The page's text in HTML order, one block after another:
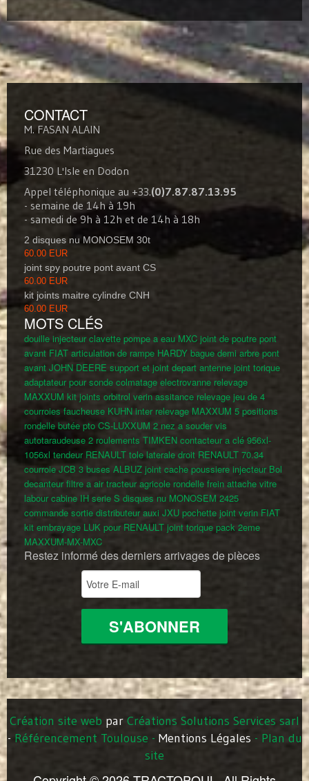
CONTACT
M. FASAN ALAIN
Rue des Martiagues
31230 L'Isle en Dodon
Appel téléphonique au +33.(0)7.87.87.13.95
- semaine de 14h à 19h
- samedi de 9h à 12h et de 14h à 18h
2 disques nu MONOSEM 30t
60.00 EUR
joint spy poutre pont avant CS
60.00 EUR
kit joints maitre cylindre CNH
60.00 EUR
MOTS CLÉS
douille injecteur clavette pompe a eau MXC joint de poutre pont
avant FIAT articulation de rampe HARDY bague demi arbre pont
avant JOHN DEERE support et joint depart antenne joint torique
adaptateur pour sonde colmatage electrovanne relevage
MAXXUM kit joints orbitrol verin assitance relevage jeu de 4
courroies faucheuse KUHN inter relevage MAXXUM 5 positions
rondelle butée pto CS-LUXXUM 2 nez a souder vis
autotaraudeuse 2 roulements TIMKEN contacteur a clé 956xl-
1056xl tendeur RENAULT tole laterale droit RENAULT 70.34
courroie JCB 3 buses ALBUZ joint cache poussiere injecteur Bol
decanteur filtre a air tracteur agricole rondelle frein attache vitre
labour cabine IH serie S disques nu MONOSEM 2425
commande sortie distributeur auxi JXU pochette joint verin FIAT
kit embrayage LUK pour RENAULT joint torique pack 2eme
MAXXUM-MX-MXC
Restez informé des derniers arrivages de pièces
Création site web par Créations Solutions Services sarl
- Référencement Toulouse - Mentions Légales - Plan du
site